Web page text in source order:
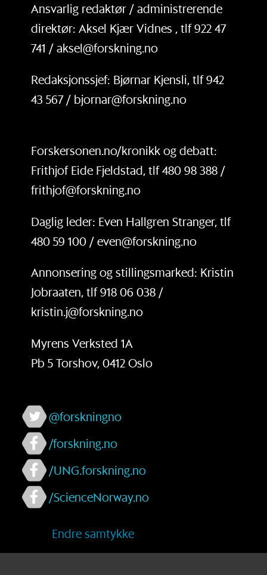
Ansvarlig redaktør / administrerende
direktør: Aksel Kjær Vidnes , tlf 922 47
741 / aksel@forskning.no
Redaksjonssjef: Bjørnar Kjensli, tlf 942
43 567 / bjornar@forskning.no
Forskersonen.no/kronikk og debatt:
Frithjof Eide Fjeldstad, tlf 480 98 388 /
frithjof@forskning.no
Daglig leder: Even Hallgren Stranger, tlf
480 59 100 / even@forskning.no
Annonsering og stillingsmarked: Kristin
Jobraaten, tlf 918 06 038 /
kristin.j@forskning.no
Myrens Verksted 1A
Pb 5 Torshov, 0412 Oslo
@forskningno
/forskning.no
/UNG.forskning.no
/ScienceNorway.no
Endre samtykke